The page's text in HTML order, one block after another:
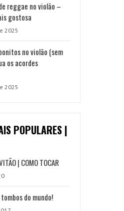
reggae no violão –
gostosa
2025
no violão (sem
os acordes
2025
POPULARES |
| COMO TOCAR
do mundo!